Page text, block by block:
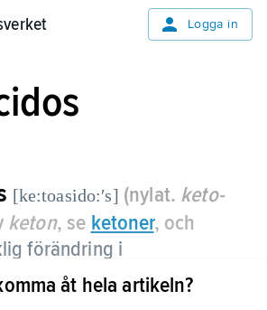
Logga in
[ke:toasido:ʹs] (nylat. keto­
keton, se ketoner, och
förändring i
sammansättning
åt hela artikeln?